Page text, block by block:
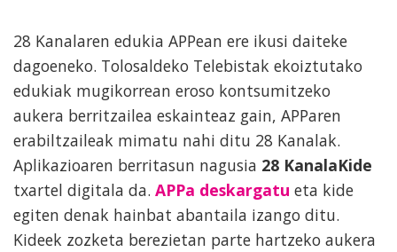
28 Kanalaren edukia APPean ere ikusi daiteke
dagoeneko. Tolosaldeko Telebistak ekoiztutako
edukiak mugikorrean eroso kontsumitzeko
aukera berritzailea eskainteaz gain, APParen
erabiltzaileak mimatu nahi ditu 28 Kanalak.
Aplikazioaren berritasun nagusia 28 KanalaKide
txartel digitala da. APPa deskargatu eta kide
egiten denak hainbat abantaila izango ditu.
Kideek zozketa berezietan parte hartzeko aukera